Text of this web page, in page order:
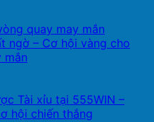
quay may mắn
ngờ – Cơ hội vàng cho
mắn
Tài xỉu tại 555WIN –
hội chiến thắng